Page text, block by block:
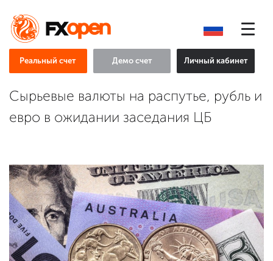
Реальный счет Демо счет Личный кабинет
Сырьевые валюты на распутье, рубль и
евро в ожидании заседания ЦБ